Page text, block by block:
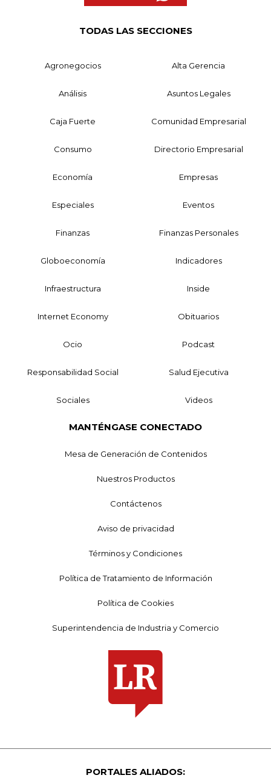
TODAS LAS SECCIONES
Agronegocios Alta Gerencia
Análisis Asuntos Legales
Caja Fuerte Comunidad Empresarial
Consumo Directorio Empresarial
Economía Empresas
Especiales Eventos
Finanzas Finanzas Personales
Globoeconomía Indicadores
Infraestructura Inside
Internet Economy Obituarios
Ocio Podcast
Responsabilidad Social Salud Ejecutiva
Sociales Videos
MANTÉNGASE CONECTADO
Mesa de Generación de Contenidos
Nuestros Productos
Contáctenos
Aviso de privacidad
Términos y Condiciones
Política de Tratamiento de Información
Política de Cookies
Superintendencia de Industria y Comercio
PORTALES ALIADOS: